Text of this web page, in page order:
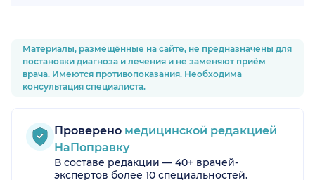
Материалы, размещённые на сайте, не предназначены для
постановки диагноза и лечения и не заменяют приём
врача. Имеются противопоказания. Необходима
консультация специалиста.
Проверено медицинской редакцией
НаПоправку
В составе редакции — 40+ врачей-
экспертов более 10 специальностей.